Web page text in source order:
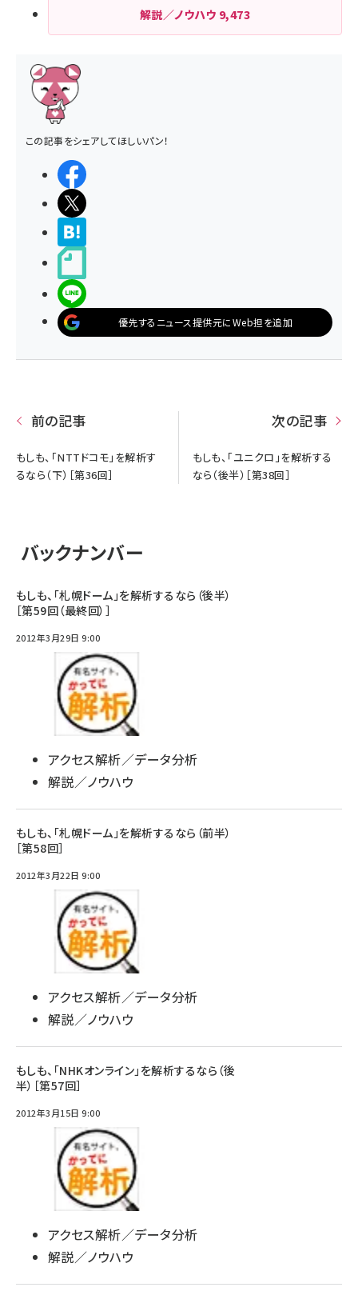
解説／ノウハウ 9,473
この記事をシェアしてほしいパン！
優先するニュース提供元にWeb担を追加
前の記事
もしも、「NTTドコモ」を解析す
るなら（下）［第36回］
次の記事
もしも、「ユニクロ」を解析する
なら（後半）［第38回］
バックナンバー
もしも、「札幌ドーム」を解析するなら（後半）
［第59回（最終回）］
2012年3月29日 9:00
アクセス解析／データ分析
解説／ノウハウ
もしも、「札幌ドーム」を解析するなら（前半）
［第58回］
2012年3月22日 9:00
アクセス解析／データ分析
解説／ノウハウ
もしも、「NHKオンライン」を解析するなら（後
半）［第57回］
2012年3月15日 9:00
アクセス解析／データ分析
解説／ノウハウ